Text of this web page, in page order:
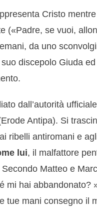
Cristo
(«Padre, se vuoi,
da uno
discepolo Giuda
dall’autorità
Antipa). Si
ribelli antiromani e
lui, il malfattore
Matteo e
mi hai abbandonato?
tue mani consegno il